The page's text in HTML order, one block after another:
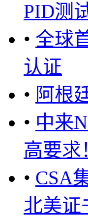
PID测
• 全球
认证
• 阿根
• 中来
高要求
• CSA
北美证